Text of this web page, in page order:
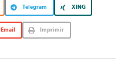
Telegram XING
Email Imprimir